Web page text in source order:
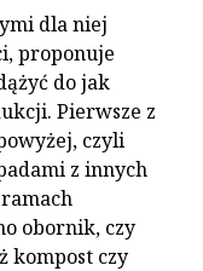
dla niej
proponuje
do jak
Pierwsze z
czyli
z innych
obornik, czy
kompost czy